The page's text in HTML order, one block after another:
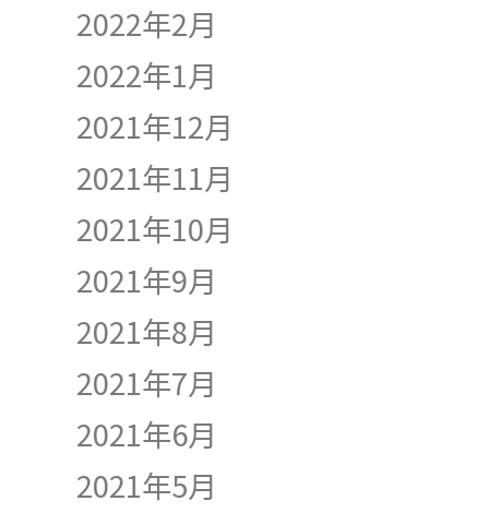
2022年2月
2022年1月
2021年12月
2021年11月
2021年10月
2021年9月
2021年8月
2021年7月
2021年6月
2021年5月